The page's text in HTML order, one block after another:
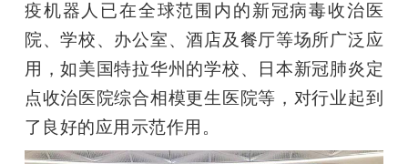
疫机器人已在全球范围内的新冠病毒收治医
院、学校、办公室、酒店及餐厅等场所广泛应
用，如美国特拉华州的学校、日本新冠肺炎定
点收治医院综合相模更生医院等，对行业起到
了良好的应用示范作用。